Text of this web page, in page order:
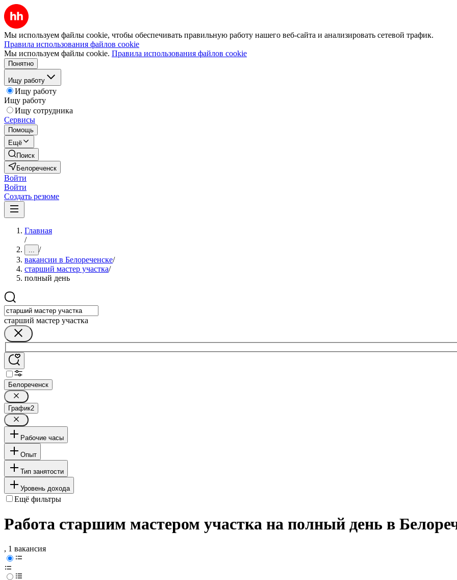
Мы используем файлы cookie, чтобы обеспечивать правильную работу нашего веб-сайта и анализировать сетевой трафик.
Правила использования файлов cookie
Мы используем файлы cookie. Правила использования файлов cookie
Понятно
Ищу работу
Ищу работу
Ищу работу
Ищу сотрудника
Сервисы
Помощь
Ещё
Поиск
Белореченск
Войти
Войти
Создать резюме
Главная
/
... /
вакансии в Белореченске/
старший мастер участка/
полный день
старший мастер участка
Белореченск
График2
Рабочие часы
Опыт
Тип занятости
Уровень дохода
Ещё фильтры
Работа старшим мастером участка на полный день в
, 1 вакансия